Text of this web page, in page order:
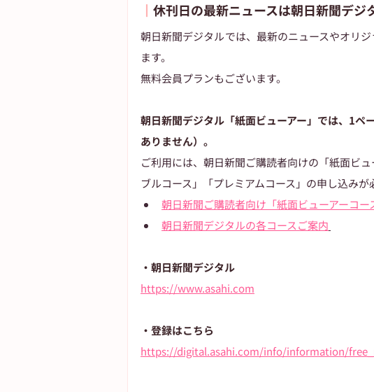
┃ 休刊日の最新ニュースは朝日新聞デジ
朝日新聞デジタルでは、最新のニュースやオリ
ます。
無料会員プランもございます。
朝日新聞デジタル「紙面ビューアー」では、1ペ
ありません）。
ご利用には、朝日新聞ご購読者向けの「紙面ビ
ブルコース」「プレミアムコース」の申し込み
朝日新聞ご購読者向け「紙面ビューアーコー
朝日新聞デジタルの各コースご案内
・朝日新聞デジタル
https://www.asahi.com
・登録はこちら
https://digital.asahi.com/info/information/